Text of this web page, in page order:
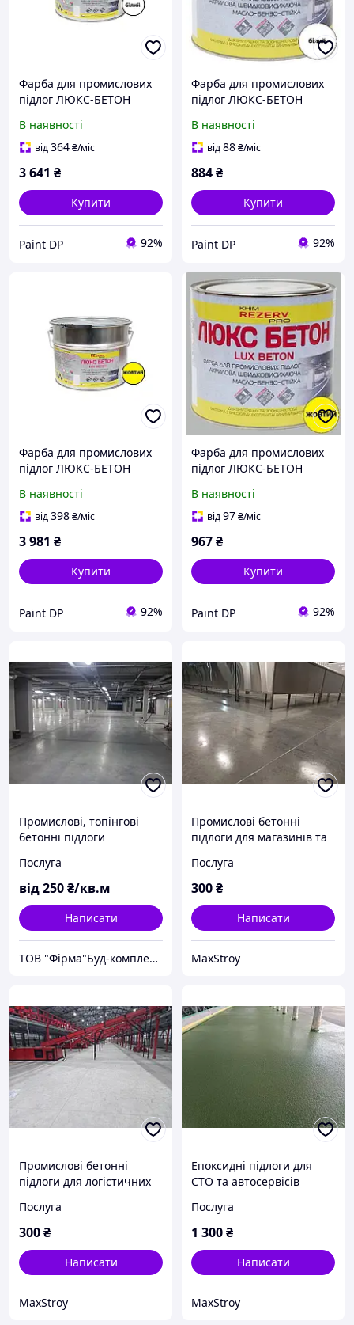
Фарба для промислових
підлог ЛЮКС-БЕТОН
8.3л
В наявності
від364₴/міс
3 641 ₴
Купити
Paint DP 92%
Фарба для промислових
підлог ЛЮКС-БЕТОН
1.9л
В наявності
від88₴/міс
884₴
Купити
Paint DP 92%
Фарба для промислових
підлог ЛЮКС-БЕТОН
12кг 8.3л
В наявності
від398₴/міс
3 981 ₴
Купити
Paint DP 92%
Фарба для промислових
підлог ЛЮКС-БЕТОН
2.7кг 1.9л
В наявності
від97₴/міс
967₴
Купити
Paint DP 92%
Промислові, топінгові
бетонні підлоги
Послуга
від250₴/кв.м
Написати
ТОВ "Фірма"Буд-комплект"
Промислові бетонні
підлоги для магазинів та
Послуга
300₴
Написати
MaxStroy
Промислові бетонні
підлоги для логістичних
Послуга
300₴
Написати
MaxStroy
Епоксидні підлоги для
СТО та автосервісів
підлоги для СТО під ключ
Послуга
1 300₴
Написати
MaxStroy